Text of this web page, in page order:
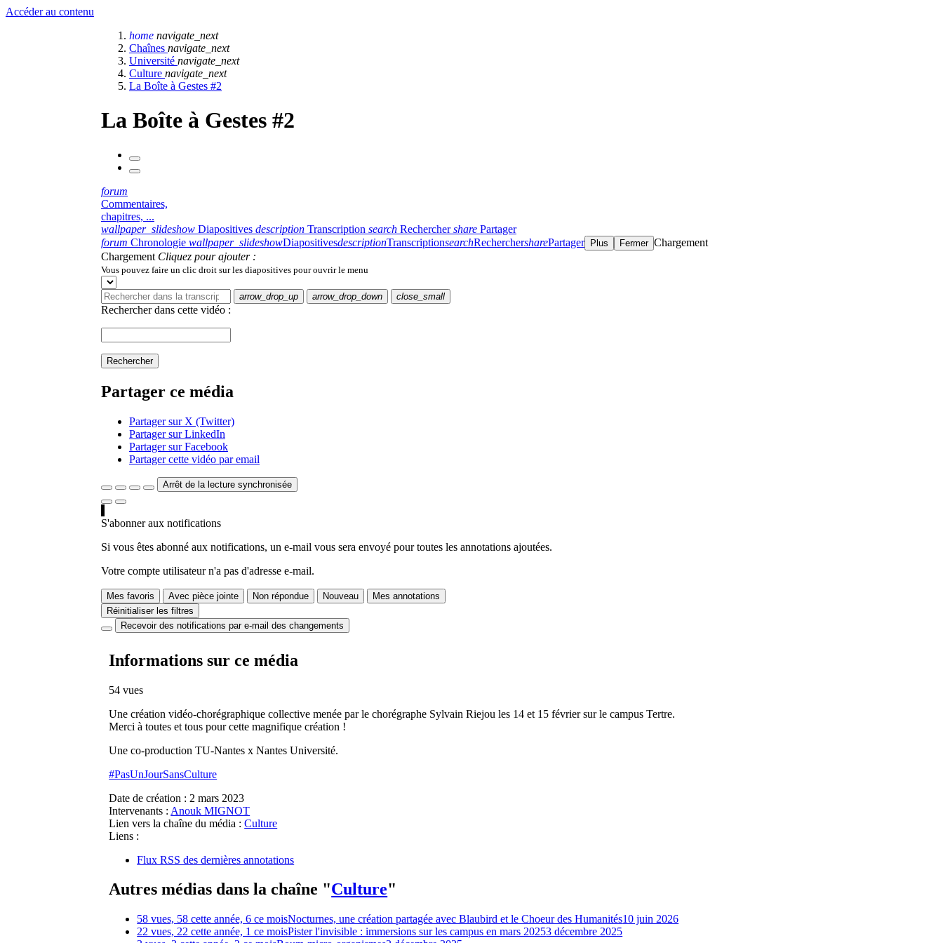
Accéder au contenu
home navigate_next
Chaînes navigate_next
Université navigate_next
Culture navigate_next
La Boîte à Gestes #2
La Boîte à Gestes #2
forum
Commentaires,
chapitres, ...
wallpaper_slideshow Diapositives description Transcription search Rechercher share Partager
forum Chronologie wallpaper_slideshowDiapositivesdescriptionTranscriptionsearchRecherchersharePartager Plus Fermer Chargement
Chargement Cliquez pour ajouter :
Vous pouvez faire un clic droit sur les diapositives pour ouvrir le menu
arrow_drop_up arrow_drop_down close_small
Rechercher dans cette vidéo :
Rechercher
Partager ce média
Partager sur X (Twitter)
Partager sur LinkedIn
Partager sur Facebook
Partager cette vidéo par email
Arrêt de la lecture synchronisée
S'abonner aux notifications
Si vous êtes abonné aux notifications, un e-mail vous sera envoyé pour toutes les annotations ajoutées.
Votre compte utilisateur n'a pas d'adresse e-mail.
Mes favoris Avec pièce jointe Non répondue Nouveau
Mes annotations
Réinitialiser les filtres
Recevoir des notifications par e-mail des changements
Informations sur ce média
54 vues
Une création vidéo-chorégraphique collective menée par le chorégraphe Sylvain Riejou les 14 et 15 février sur le campus Tertre.
Merci à toutes et tous pour cette magnifique création !
Une co-production TU-Nantes x Nantes Université.
#PasUnJourSansCulture
Date de création : 2 mars 2023
Intervenants : Anouk MIGNOT
Lien vers la chaîne du média : Culture
Liens :
Flux RSS des dernières annotations
Autres médias dans la chaîne "Culture"
58 vues, 58 cette année, 6 ce moisNocturnes, une création partagée avec Blaubird et le Choeur des Humanités10 juin 2026
22 vues, 22 cette année, 1 ce moisPister l'invisible : immersions sur les campus en mars 20253 décembre 2025